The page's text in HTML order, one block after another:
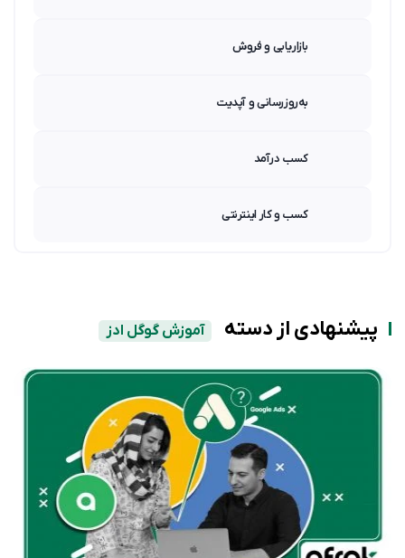
بازاریابی و فروش
به‌روزرسانی و آپدیت
کسب درآمد
کسب و کار اینترنتی
پیشنهادی از دسته آموزش گوگل ادز